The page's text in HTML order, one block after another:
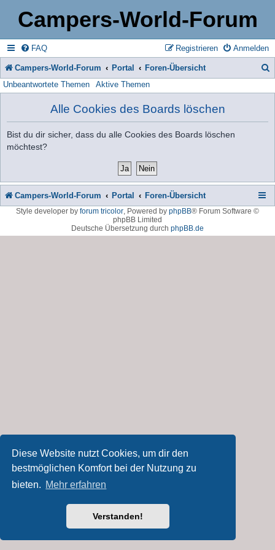
Diese Website nutzt Cookies, um dir den
bestmöglichen Komfort bei der Nutzung zu
bieten. Mehr erfahren
Verstanden!
Campers-World-Forum
FAQ Anmelden
Registrieren
Campers-World-Forum Portal Foren-Übersicht
Unbeantwortete Themen Aktive Themen
Alle Cookies des Boards löschen
Bist du dir sicher, dass du alle Cookies des Boards löschen
möchtest?
Campers-World-Forum Portal Foren-Übersicht
Style developer by forum tricolor, Powered by phpBB® Forum Software ©
phpBB Limited
Deutsche Übersetzung durch phpBB.de